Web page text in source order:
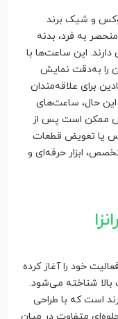
و شیک برند
به فرد، بدنه
دارند. این ساعت‌ها با
را به‌دقت نمایش
برای علاقه‌مندان
حال، ساعت‌های
ممکن است پس از
یا تعویض قطعات
ابزار حرفه‌ای و
موادو، برند مشهور سوئیسی، از سال ۱۸۸۱ فعالیت خود را آغاز کرده
شناخته می‌شود.
است که با طراحی